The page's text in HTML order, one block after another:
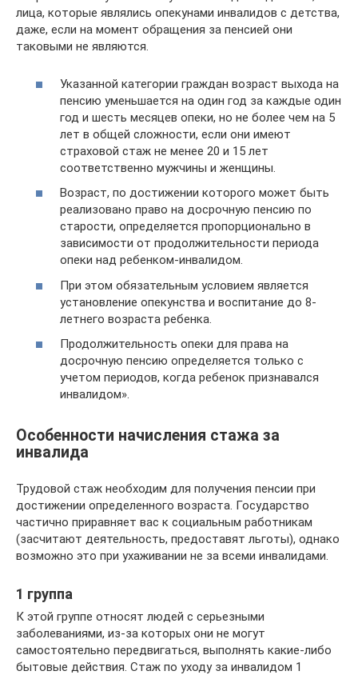
лица, которые являлись опекунами инвалидов с детства,
даже, если на момент обращения за пенсией они
таковыми не являются.
Указанной категории граждан возраст выхода на
пенсию уменьшается на один год за каждые один
год и шесть месяцев опеки, но не более чем на 5
лет в общей сложности, если они имеют
страховой стаж не менее 20 и 15 лет
соответственно мужчины и женщины.
Возраст, по достижении которого может быть
реализовано право на досрочную пенсию по
старости, определяется пропорционально в
зависимости от продолжительности периода
опеки над ребенком-инвалидом.
При этом обязательным условием является
установление опекунства и воспитание до 8-
летнего возраста ребенка.
Продолжительность опеки для права на
досрочную пенсию определяется только с
учетом периодов, когда ребенок признавался
инвалидом».
Особенности начисления стажа за
инвалида
Трудовой стаж необходим для получения пенсии при
достижении определенного возраста. Государство
частично приравняет вас к социальным работникам
(засчитают деятельность, предоставят льготы), однако
возможно это при ухаживании не за всеми инвалидами.
1 группа
К этой группе относят людей с серьезными
заболеваниями, из-за которых они не могут
самостоятельно передвигаться, выполнять какие-либо
бытовые действия. Стаж по уходу за инвалидом 1